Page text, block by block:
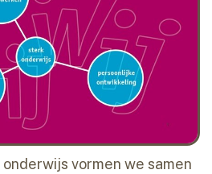
vormen we samen